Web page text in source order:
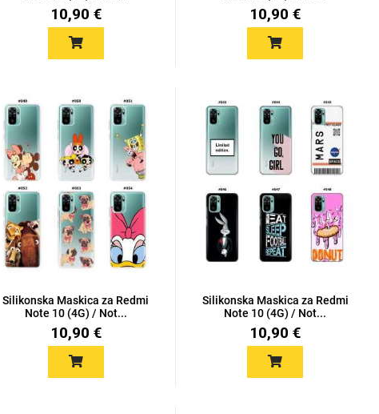
10,90 € 10,90 €
Silikonska Maskica za Redmi
Note 10 (4G) / Not...
10,90 €
Silikonska Maskica za Redmi
Note 10 (4G) / Not...
10,90 €